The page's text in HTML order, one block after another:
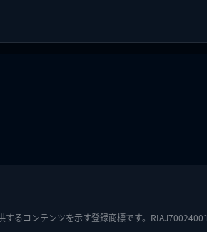
るコンテンツを示す登録商標です。RIAJ70024001